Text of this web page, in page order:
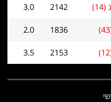
2142
3.0
1836
2.0
2153
3.5